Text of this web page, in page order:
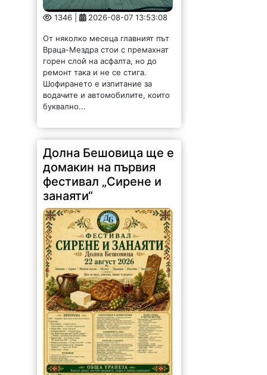
1346 | 2026-08-07 13:53:08
Враца-Мездра стои с премахнат
горен слой на асфалта, но до
ремонт така и не се стига.
Шофирането е изпитание за
водачите и автомобилите, които
буквално...
Долна Бешовица ще е
домакин на първия
фестивал „Сирене и
занаяти“